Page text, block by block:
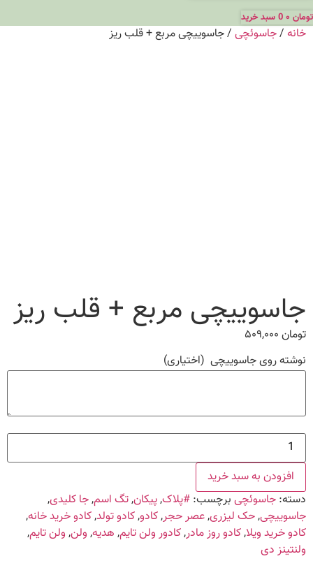
تومان 0 سبد خرید
خانه /جاسوئچی / جاسوییچی مربع + قلب ریز
جاسوییچی مربع + قلب ریز
تومان
نوشته روی جاسوییچی (اختیاری)
جاسوییچی
مربع
+
قلب
عدد
افزودن به سبد خرید
دسته: جاسوئچی برچسب: #پلاک,پیکان,تگ اسم,جا کلیدی,
جاسوییچی,حک لیزری,عصر حجر,کادو,کادو تولد,کادو خرید خانه,
کادو خرید ویلا,کادو روز مادر,کادور ولن تایم, هدیه, ولن, ولن تایم,
ولنتینز دی